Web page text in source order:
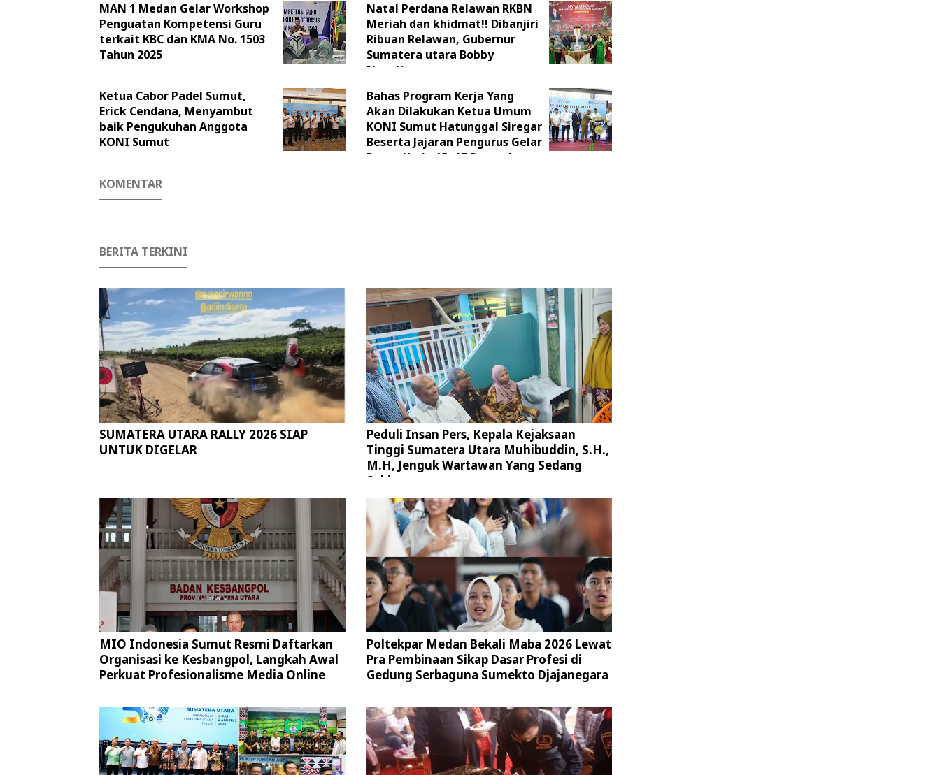
MAN 1 Medan Gelar Workshop
Penguatan Kompetensi Guru
terkait KBC dan KMA No. 1503
Tahun 2025
Natal Perdana Relawan RKBN
Meriah dan khidmat!! Dibanjiri
Ribuan Relawan, Gubernur
Sumatera utara Bobby
Nasution;
Ketua Cabor Padel Sumut,
Erick Cendana, Menyambut
baik Pengukuhan Anggota
KONI Sumut
Bahas Program Kerja Yang
Akan Dilakukan Ketua Umum
KONI Sumut Hatunggal Siregar
Beserta Jajaran Pengurus Gelar
Rapat Kerja 15 -17 Desember
KOMENTAR
BERITA TERKINI
SUMATERA UTARA RALLY 2026 SIAP
UNTUK DIGELAR
Peduli Insan Pers, Kepala Kejaksaan
Tinggi Sumatera Utara Muhibuddin, S.H.,
M.H, Jenguk Wartawan Yang Sedang
Sakit
MIO Indonesia Sumut Resmi Daftarkan
Organisasi ke Kesbangpol, Langkah Awal
Perkuat Profesionalisme Media Online
Poltekpar Medan Bekali Maba 2026 Lewat
Pra Pembinaan Sikap Dasar Profesi di
Gedung Serbaguna Sumekto Djajanegara